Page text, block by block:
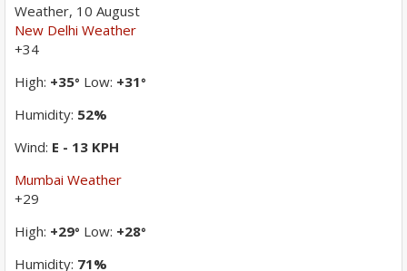
Weather, 10 August
New Delhi Weather
+34
High: +35° Low: +31°
Humidity: 52%
Wind: E - 13 KPH
Mumbai Weather
+29
High: +29° Low: +28°
Humidity: 71%